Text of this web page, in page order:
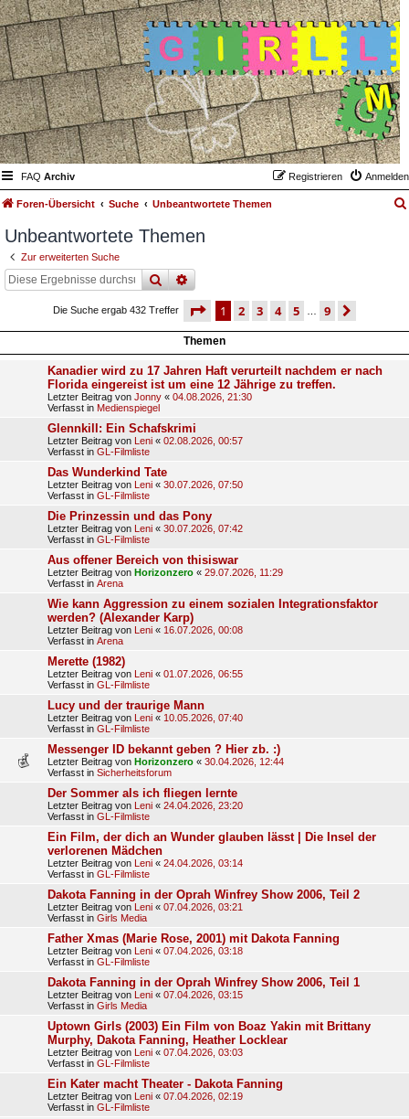
FAQ Archiv Anmelden
Registrieren
Foren-Übersicht Suche Unbeantwortete Themen
Unbeantwortete Themen
Zur erweiterten Suche
sucheerweiterte
Die Suche ergab 432 Treffer seite 1 von 9
1 2 3 4 5 9
Themen
Kanadier wird zu 17 Jahren Haft verurteilt nachdem er nach
Florida eingereist ist um eine 12 Jährige zu treffen.
Letzter Beitrag von Jonny « 04.08.2026, 21:30
Verfasst in Medienspiegel
Glennkill: Ein Schafskrimi
Letzter Beitrag von Leni « 02.08.2026, 00:57
Verfasst in GL-Filmliste
Das Wunderkind Tate
Letzter Beitrag von Leni « 30.07.2026, 07:50
Verfasst in GL-Filmliste
Die Prinzessin und das Pony
Letzter Beitrag von Leni « 30.07.2026, 07:42
Verfasst in GL-Filmliste
Aus offener Bereich von thisiswar
Letzter Beitrag von Horizonzero « 29.07.2026, 11:29
Verfasst in Arena
Wie kann Aggression zu einem sozialen Integrationsfaktor
werden? (Alexander Karp)
Letzter Beitrag von Leni « 16.07.2026, 00:08
Verfasst in Arena
Merette (1982)
Letzter Beitrag von Leni « 01.07.2026, 06:55
Verfasst in GL-Filmliste
Lucy und der traurige Mann
Letzter Beitrag von Leni « 10.05.2026, 07:40
Verfasst in GL-Filmliste
Messenger ID bekannt geben ? Hier zb. :)
Letzter Beitrag von Horizonzero « 30.04.2026, 12:44
Verfasst in Sicherheitsforum
Der Sommer als ich fliegen lernte
Letzter Beitrag von Leni « 24.04.2026, 23:20
Verfasst in GL-Filmliste
Ein Film, der dich an Wunder glauben lässt | Die Insel der
verlorenen Mädchen
Letzter Beitrag von Leni « 24.04.2026, 03:14
Verfasst in GL-Filmliste
Dakota Fanning in der Oprah Winfrey Show 2006, Teil 2
Letzter Beitrag von Leni « 07.04.2026, 03:21
Verfasst in Girls Media
Father Xmas (Marie Rose, 2001) mit Dakota Fanning
Letzter Beitrag von Leni « 07.04.2026, 03:18
Verfasst in GL-Filmliste
Dakota Fanning in der Oprah Winfrey Show 2006, Teil 1
Letzter Beitrag von Leni « 07.04.2026, 03:15
Verfasst in Girls Media
Uptown Girls (2003) Ein Film von Boaz Yakin mit Brittany
Murphy, Dakota Fanning, Heather Locklear
Letzter Beitrag von Leni « 07.04.2026, 03:03
Verfasst in GL-Filmliste
Ein Kater macht Theater - Dakota Fanning
Letzter Beitrag von Leni « 07.04.2026, 02:19
Verfasst in GL-Filmliste